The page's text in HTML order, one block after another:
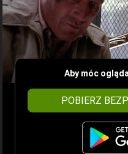
Aby móc
POBIERZ